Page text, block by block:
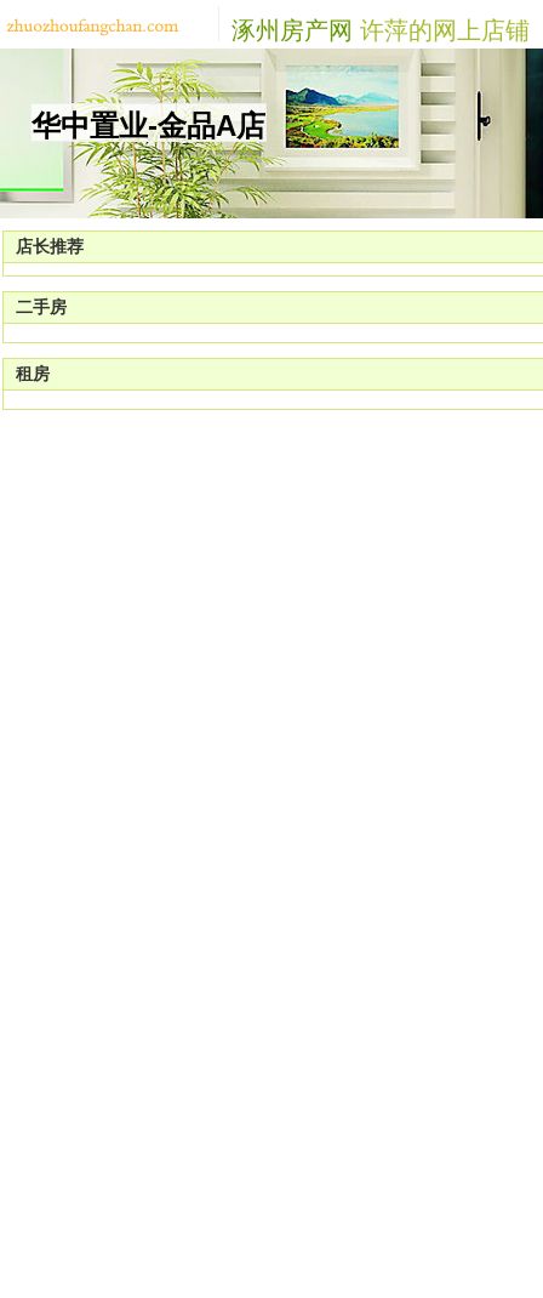
涿州房产网 许萍的网上店铺
华中置业-金品A店
店长推荐
二手房
租房